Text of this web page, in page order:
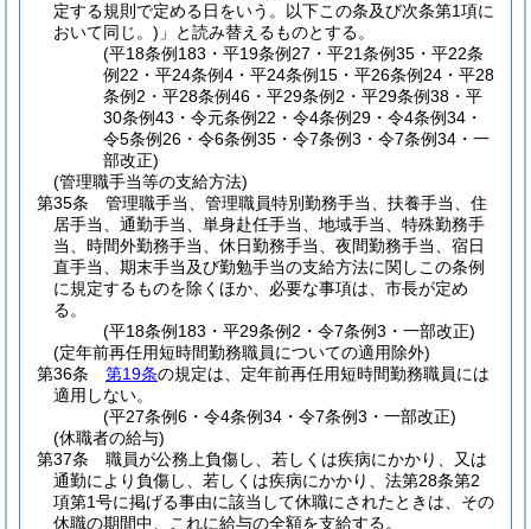
定する規則で定める日をいう。以下この条及び次条第1項に
おいて同じ。) 」と読み替えるものとする。
(平18条例183・平19条例27・平21条例35・平22条
例22・平24条例4・平24条例15・平26条例24・平28
条例2・平28条例46・平29条例2・平29条例38・平
30条例43・令元条例22・令4条例29・令4条例34・
令5条例26・令6条例35・令7条例3・令7条例34・一
部改正)
(管理職手当等の支給方法)
第35条
管理職手当、管理職員特別勤務手当、扶養手当、住
居手当、通勤手当、単身赴任手当、地域手当、特殊勤務手
当、時間外勤務手当、休日勤務手当、夜間勤務手当、宿日
直手当、期末手当及び勤勉手当の支給方法に関しこの条例
に規定するものを除くほか、必要な事項は、市長が定め
る。
(平18条例183・平29条例2・令7条例3・一部改正)
(定年前再任用短時間勤務職員についての適用除外)
第36条
第19条の規定は、定年前再任用短時間勤務職員には
適用しない。
(平27条例6・令4条例34・令7条例3・一部改正)
(休職者の給与)
第37条
職員が公務上負傷し、若しくは疾病にかかり、又は
通勤により負傷し、若しくは疾病にかかり、法第28条第2
項第1号に掲げる事由に該当して休職にされたときは、その
休職の期間中、これに給与の全額を支給する。